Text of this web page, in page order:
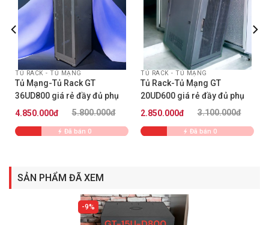
Tủ Rack 15U-D800-Màu trắng sữa
TỦ RACK - TỦ MẠNG
Tủ Mạng-Tủ Rack GT
36UD800 giá rẻ đầy đủ phụ
kiện
5.800.000đ
4.850.000đ
Đã bán 0
TỦ RACK - TỦ MẠNG
Tủ Rack-Tủ Mạng GT
20UD600 giá rẻ đầy đủ phụ
kiện
3.100.000đ
2.850.000đ
Đã bán 0
SẢN PHẨM ĐÃ XEM
9%